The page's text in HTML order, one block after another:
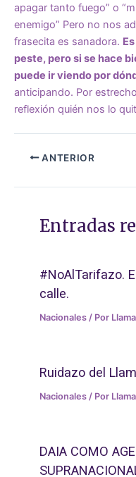
apagar tanto fuego” o
enemigo” Pero no nos
frasecita es sanadora.
peste, pero si se hace
puede ir viendo por
anticipando. Por
reflexión quién nos lo
ANTERIOR
Entradas
#NoAlTarifazo.
calle.
Nacionales / Por
Ruidazo del
Nacionales / Por
DAIA COMO